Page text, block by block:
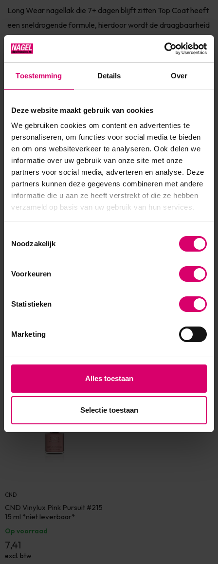
Toestemming Details Over
Deze website maakt gebruik van cookies
We gebruiken cookies om content en advertenties te
personaliseren, om functies voor social media te bieden
en om ons websiteverkeer te analyseren. Ook delen we
informatie over uw gebruik van onze site met onze
partners voor social media, adverteren en analyse. Deze
partners kunnen deze gegevens combineren met andere
informatie die u aan ze heeft verstrekt of die ze hebben
verzameld op basis van uw gebruik van hun services.
Noodzakelijk
Voorkeuren
Statistieken
Marketing
Alles toestaan
Selectie toestaan
Long Wear nagellak die 7+ dagen blijft zitten Top Coat heeft
een sneldrogende formule, hierdoor wordt de draagbaarheid
en vitamine E voor de verzorging van de nagel Dierproefvrij
Product specificaties
EAN 639370911816
CND
CND Vinylux Pink Pursuit #215
15 ml *niet leverbaar*
Op voorraad
7,41
excl. btw